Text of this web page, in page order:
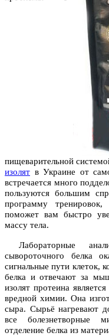
пищеварительной
изолят в Украине от
встречается много
пользуются большим
программу
поможет вам быстро
массу тела.
Лабораторные
сывороточного белка
сигнальные пути клеток,
белка и отвечают за
изолят протеина
вредной химии. Она
сыра. Сырьё нагревают
все болезнетворные
отделение белка из